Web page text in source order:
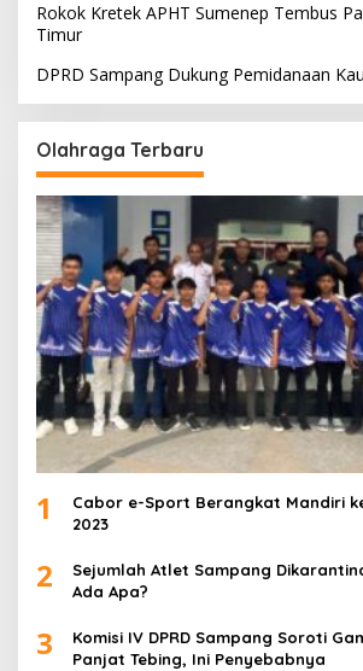
Rokok Kretek APHT Sumenep Tembus
Timur
DPRD Sampang Dukung Pemidanaan
Olahraga Terbaru
1
Cabor e-Sport Berangkat Mandiri
2023
2
Sejumlah Atlet Sampang
Ada Apa?
3
Komisi IV DPRD Sampang Soroti
Panjat Tebing, Ini Penyebabnya